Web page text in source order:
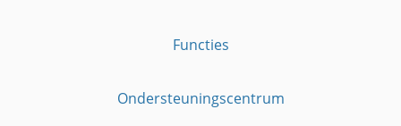
Functies
Ondersteuningscentrum